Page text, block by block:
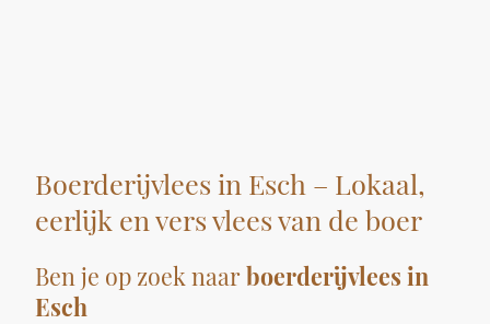
Boerderijvlees in Esch – Lokaal,
eerlijk en vers vlees van de boer
Ben je op zoek naarboerderijvlees in
Esch